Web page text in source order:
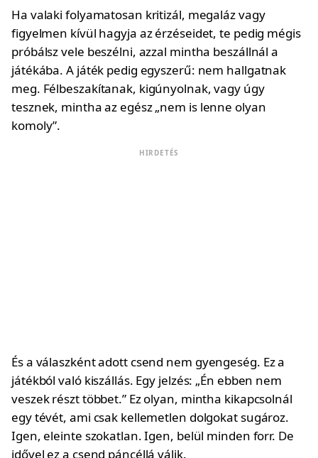
Ha valaki folyamatosan kritizál, megaláz vagy
figyelmen kívül hagyja az érzéseidet, te pedig mégis
próbálsz vele beszélni, azzal mintha beszállnál a
játékába. A játék pedig egyszerű: nem hallgatnak
meg. Félbeszakítanak, kigúnyolnak, vagy úgy
tesznek, mintha az egész „nem is lenne olyan
komoly”.
HIRDETÉS
És a válaszként adott csend nem gyengeség. Ez a
játékból való kiszállás. Egy jelzés: „Én ebben nem
veszek részt többet.” Ez olyan, mintha kikapcsolnál
egy tévét, ami csak kellemetlen dolgokat sugároz.
Igen, eleinte szokatlan. Igen, belül minden forr. De
idővel ez a csend páncéllá válik.